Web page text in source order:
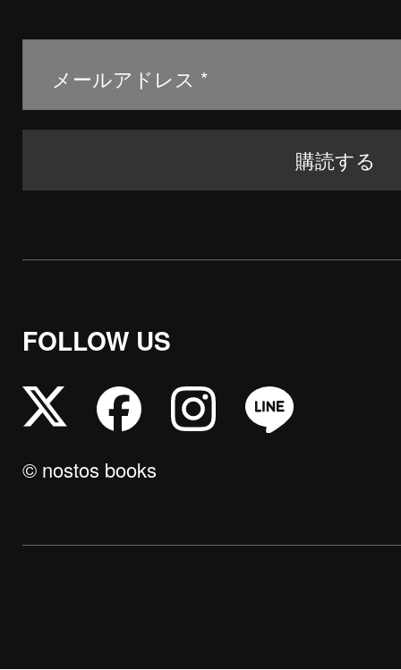
FOLLOW US
© nostos books